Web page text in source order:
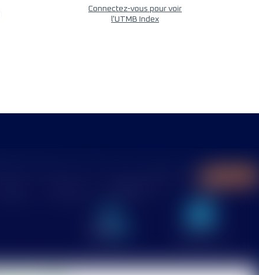
Connectez-vous pour voir
l'UTMB Index